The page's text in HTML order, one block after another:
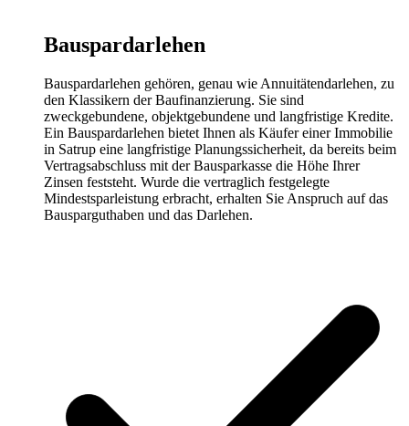
Bauspardarlehen
Bauspardarlehen gehören, genau wie Annuitätendarlehen, zu
den Klassikern der Baufinanzierung. Sie sind
zweckgebundene, objektgebundene und langfristige Kredite.
Ein Bauspardarlehen bietet Ihnen als Käufer einer Immobilie
in Satrup eine langfristige Planungssicherheit, da bereits beim
Vertragsabschluss mit der Bausparkasse die Höhe Ihrer
Zinsen feststeht. Wurde die vertraglich festgelegte
Mindestsparleistung erbracht, erhalten Sie Anspruch auf das
Bausparguthaben und das Darlehen.